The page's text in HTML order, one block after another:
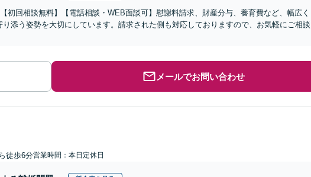
初回相談無料】【電話相談・WEB面談可】慰謝料請求、財産分与、養育費など、幅広く
添う姿勢を大切にしています。請求された側も対応しておりますので、お気軽にご相談
メールでお問い合わせ
徒歩6分営業時間：本日定休日